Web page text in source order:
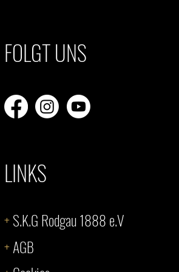
FOLGT UNS
LINKS
+S.K.G Rodgau 1888 e.V
+AGB